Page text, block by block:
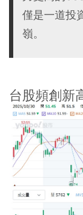
僅是一道投
嶺。
台股頻創新